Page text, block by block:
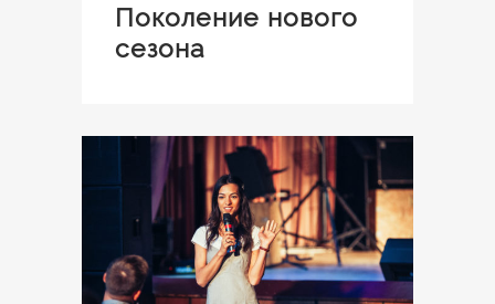
Поколение нового
сезона